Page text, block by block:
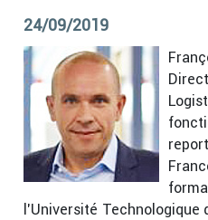
24/09/2019
l’Université Technologique